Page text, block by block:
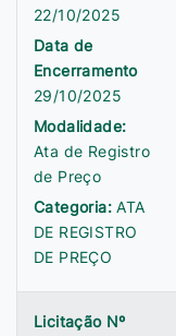
22/10/2025
Data de
Encerramento
29/10/2025
Modalidade:
Ata de Registro
de Preço
Categoria:ATA
DE REGISTRO
DE PREÇO
Licitação Nº